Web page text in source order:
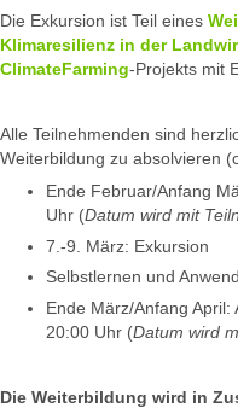
Die Exkursion ist Teil eines
Klimaresilienz in der
ClimateFarming-Projekts mit
Alle Teilnehmenden sind
Weiterbildung zu absolvieren
Ende Februar/Anfang
Uhr (Datum wird mit
7.-9. März: Exkursion
Selbstlernen und
Ende März/Anfang
20:00 Uhr (Datum wird
Die Weiterbildung wird in